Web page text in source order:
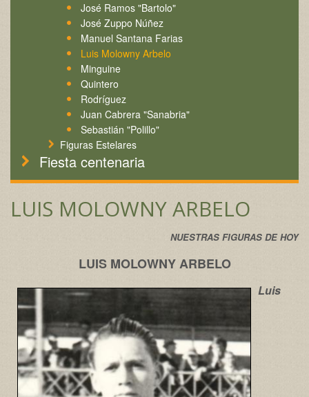
José Ramos "Bartolo"
José Zuppo Núñez
Manuel Santana Farias
Luis Molowny Arbelo
Minguine
Quintero
Rodríguez
Juan Cabrera "Sanabria"
Sebastián "Polillo"
Figuras Estelares
Fiesta centenaria
LUIS MOLOWNY ARBELO
NUESTRAS FIGURAS DE HOY
LUIS MOLOWNY ARBELO
Luis